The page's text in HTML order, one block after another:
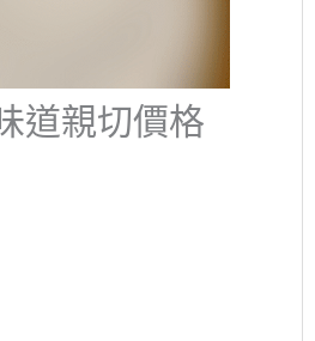
道親切價格